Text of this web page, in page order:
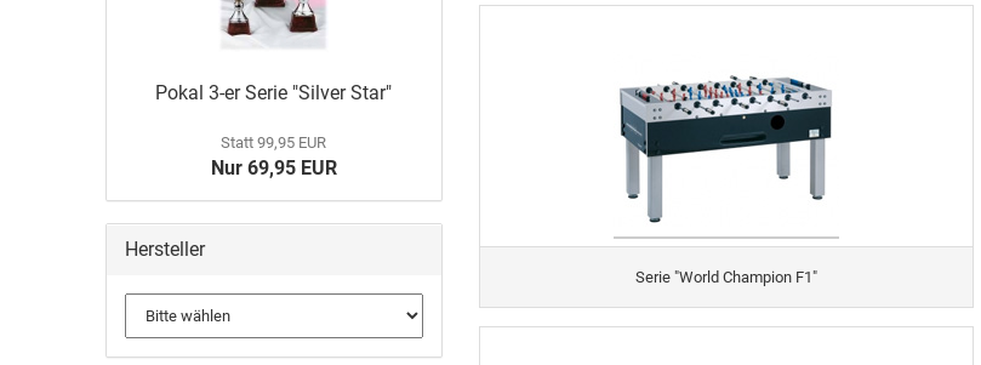
Serie "World Champion F1"
Pokal 3-er Serie "Sil­ver Star"
Statt 99,95 EUR
Nur 69,95 EUR
Hersteller